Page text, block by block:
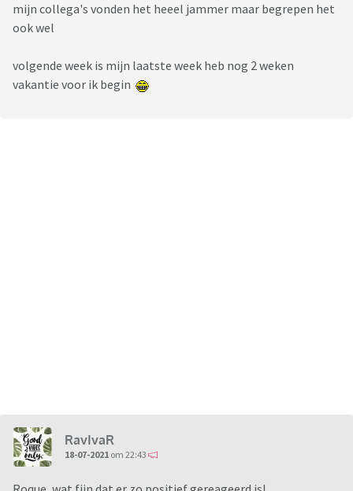
mijn collega's vonden het heeel jammer maar begrepen het
ook wel
volgende week is mijn laatste week heb nog 2 weken
vakantie voor ik begin
RavIvaR
18-07-2021 om 22:43